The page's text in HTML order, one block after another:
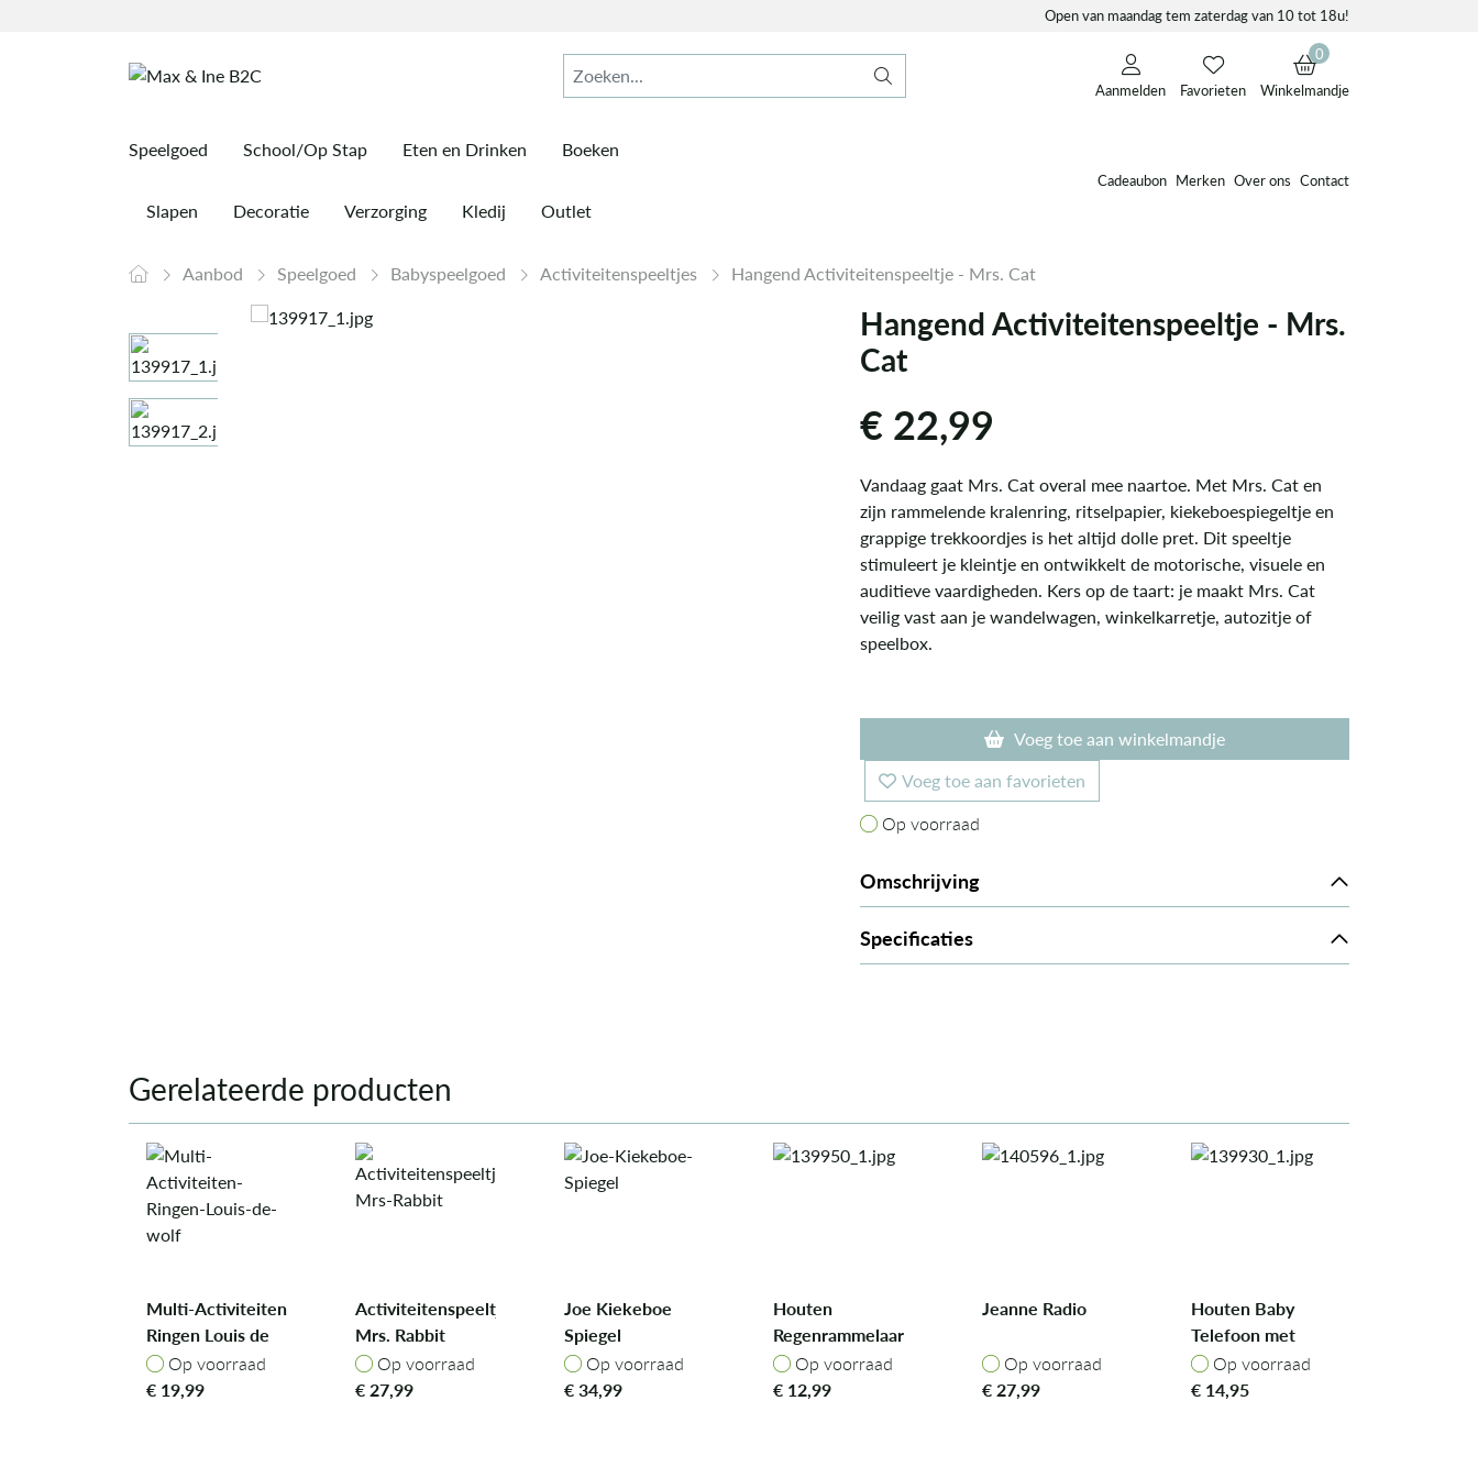
Open van maandag tem zaterdag van 10 tot 18u!
Aanmelden Favorieten
0
Winkelmandje
Speelgoed School/Op Stap Eten en Drinken Boeken
Slapen Decoratie Verzorging Kledij Outlet
Cadeaubon Merken Over ons Contact
Aanbod Speelgoed Babyspeelgoed Activiteitenspeeltjes Hangend Activiteitenspeeltje - Mrs. Cat
Hangend Activiteitenspeeltje - Mrs.
Cat
€22,99
Vandaag gaat Mrs. Cat overal mee naartoe. Met Mrs. Cat en
zijn rammelende kralenring, ritselpapier, kiekeboespiegeltje en
grappige trekkoordjes is het altijd dolle pret. Dit speeltje
stimuleert je kleintje en ontwikkelt de motorische, visuele en
auditieve vaardigheden. Kers op de taart: je maakt Mrs. Cat
veilig vast aan je wandelwagen, winkelkarretje, autozitje of
speelbox.
Voeg toe aan winkelmandje
Voeg toe aan favorieten
Op voorraad
Op voorraad
Omschrijving
Specificaties
Gerelateerde producten
Multi-Activiteiten
Ringen Louis de
wolfOp voorraad
Op voorraad
€ 19,99
Activiteitenspeeltje
Mrs. Rabbit
Op voorraad
Op voorraad
€27,99
Joe Kiekeboe
Spiegel
Op voorraad
Op voorraad
€34,99
Houten
Regenrammelaar
- Mrs. Cat
Op voorraad
Op voorraad
€ 12,99
Jeanne Radio
Op voorraad
Op voorraad
€27,99
Houten Baby
Telefoon met
Siliconen - Mr.
Dino
Op voorraad
Op voorraad
€ 14,95